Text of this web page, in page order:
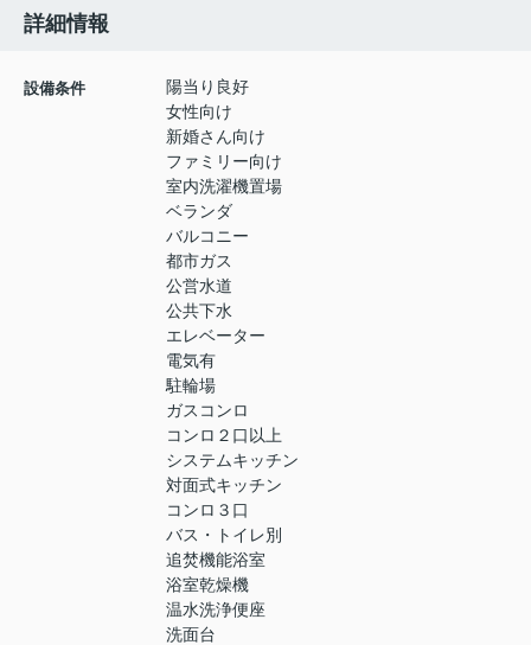
詳細情報
設備条件
陽当り良好
女性向け
新婚さん向け
ファミリー向け
室内洗濯機置場
ベランダ
バルコニー
都市ガス
公営水道
公共下水
エレベーター
電気有
駐輪場
ガスコンロ
コンロ２口以上
システムキッチン
対面式キッチン
コンロ３口
バス・トイレ別
追焚機能浴室
浴室乾燥機
温水洗浄便座
洗面台